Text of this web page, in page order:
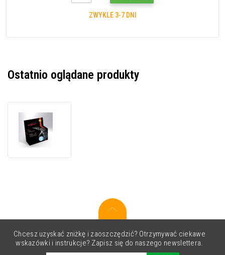
ZWYKLE 3-7 DNI
Ostatnio oglądane produkty
pro
cyan)
Chcesz uzyskać zniżkę i zaoszczędzić? Otrzymywać ciekawe
wskazówki i instrukcje? Zapisz się do naszego newslettera.